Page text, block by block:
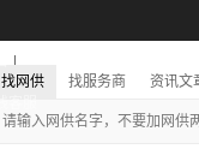
找网供 找服务商 资讯文